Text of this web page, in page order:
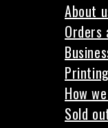
About
Orders
How
Sold